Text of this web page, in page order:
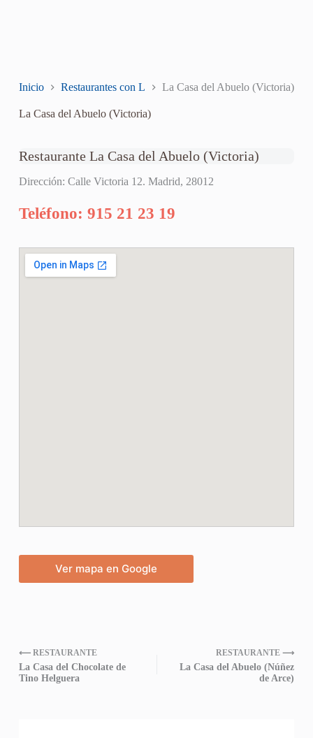
Inicio Restaurantes con L La Casa del Abuelo (Victoria)
La Casa del Abuelo (Victoria)
Restaurante La Casa del Abuelo (Victoria)
Dirección: Calle Victoria 12. Madrid, 28012
Teléfono: 915 21 23 19
Ver mapa en Google
⟵ RESTAURANTE
La Casa del Chocolate de
Tino Helguera
RESTAURANTE ⟶
La Casa del Abuelo (Núñez
de Arce)